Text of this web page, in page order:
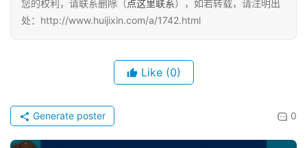
您的权利，请联系删除（点这里联系），如若转载，请注明出
处：http://www.huijixin.com/a/1742.html
Like (0)
0
Generate poster